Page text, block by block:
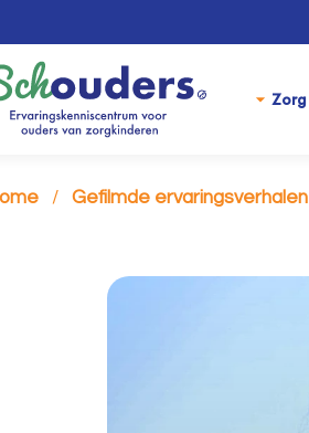
Zorg
Gefilmde ervaringsverhalen